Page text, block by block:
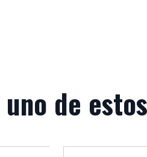
de estos